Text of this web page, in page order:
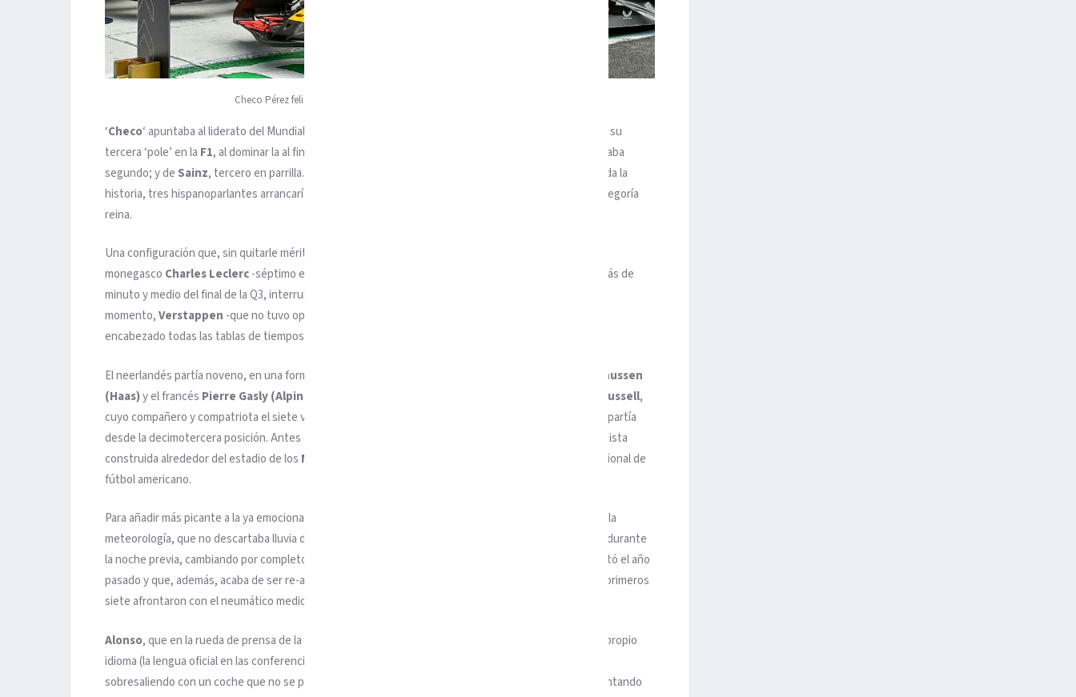
Checo Pérez felicita a Max Verstappen por su victoria en Miami. EFE
‘Checo‘ apuntaba al liderato del Mundial desde el primer puesto, después de haber firmado el sábado su
tercera ‘pole’ en la F1, al dominar la al final accidentada calificación, por delante de Alonso, que arrancaba
segundo; y de Sainz, tercero en parrilla. Una cronometrada que marcó un hito: por primera vez, en toda la
historia, tres hispanoparlantes arrancarían desde las tres primeras posiciones en una carrera de la categoría
reina.
Una configuración que, sin quitarle méritos a nadie, quizá no hubiese sido tal sin el accidente del
monegasco Charles Leclerc-séptimo en parrilla y al final-, que obligó a sacar la bandera roja a poco más de
minuto y medio del final de la Q3, interrumpiendo una sesión que ya no se reanudó. Porque, hasta ese
momento,Verstappen -que no tuvo opción a un último intento en la tercera y definitiva ronda- había
encabezado todas las tablas de tiempos: las del último entrenamiento libre, la de la Q1 y la de la Q2.
El neerlandés partía noveno, en una formación en la que de forma sorprendente el danés
Kevin Magnussen
(Haas)y el francés Pierre Gasly (Alpine) Russell,
cuyo compañero y compatriota el siete veces campeón mundial
-eliminado en la Q2- partía
desde la decimotercera posición. Antes de firmar la segunda remontada del día y acabara sexto en la pista
construida alrededor del estadio de los Miami Dolphins
, la espectacular liga profesional de
fútbol americano.
Para añadir más picante a la ya emocionante resolución de la calificación, quedaba la incertidumbre de la
meteorología, que no descartaba lluvia durante la carrera. Una lluvia que cayó, en forma de tormenta, durante
la noche previa, cambiando por completo -eliminando la suciedad-. la superficie de una pista que debutó el año
pasado y que, además, acaba de ser re-asfaltada. Pero que no compareció durante la carrera; que los primeros
siete afrontaron con el neumático medio, mientras que Verstappen y Hamilton lo hicieron con el duro.
Alonso, que en la rueda de prensa de la
del sábado hizo un alegato en defensa del español en su propio
idioma (la lengua oficial en las conferencias de la
sobresaliendo con un coche que no se puede medir a los muy dominantes Red Bull. Que seguirán apuntando